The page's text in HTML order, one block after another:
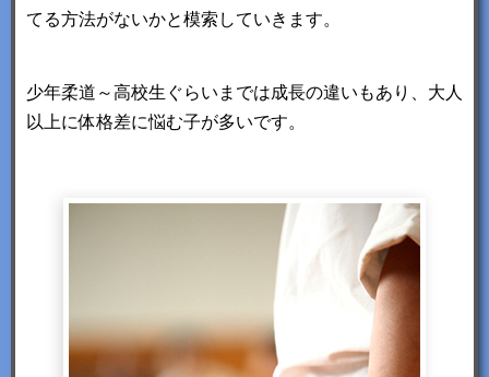
てる方法がないかと模索していきます。
少年柔道～高校生ぐらいまでは成長の違いもあり、大人
以上に体格差に悩む子が多いです。